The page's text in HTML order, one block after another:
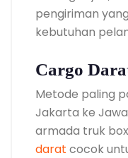
pengiriman
kebutuhan
Cargo
Metode paling
Jakarta ke
armada truk
darat cocok